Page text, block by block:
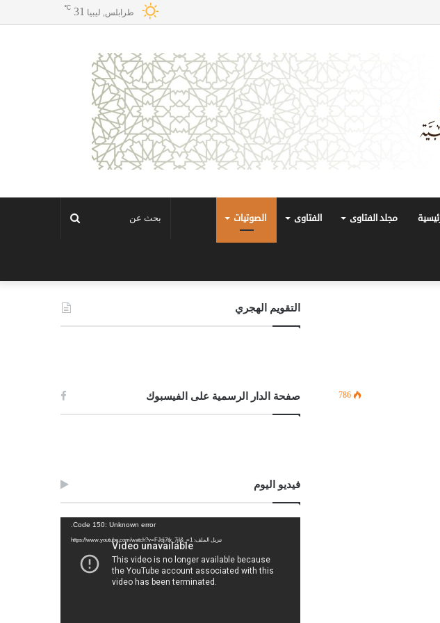
طرابلس, ليبيا 31
℃
مجلد الفتاوى الفتاوى الصوتيات
786
التقويم الهجري
صفحة الدار الرسمية على الفيسبوك
فيديو اليوم
Code 150: Unknown error.
تنزيل الملف: https://www.youtube.com/watch?v=FJdj7tk_7jI&_=1